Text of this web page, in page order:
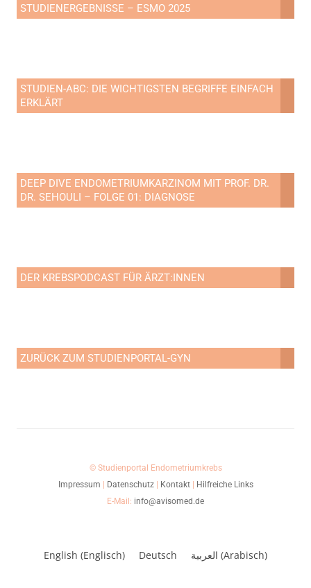
STUDIENERGEBNISSE – ESMO 2025
STUDIEN-ABC: DIE WICHTIGSTEN BEGRIFFE EINFACH
ERKLÄRT
DEEP DIVE ENDOMETRIUMKARZINOM MIT PROF. DR.
DR. SEHOULI – FOLGE 01: DIAGNOSE
DER KREBSPODCAST FÜR ÄRZT:INNEN
ZURÜCK ZUM STUDIENPORTAL-GYN
© Studienportal Endometriumkrebs
Impressum
Datenschutz| Kontakt|
Hilfreiche Links
E-Mail: info@avisomed.de
English (Englisch) Deutsch العربية (Arabisch)